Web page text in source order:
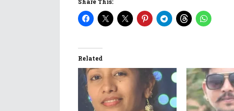
Share This:
Related